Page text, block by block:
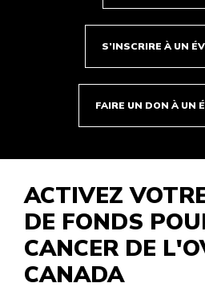
S’INSCRIRE À UN
FAIRE UN DON À UN
ACTIVEZ
DE FONDS
CANCER DE
CANADA